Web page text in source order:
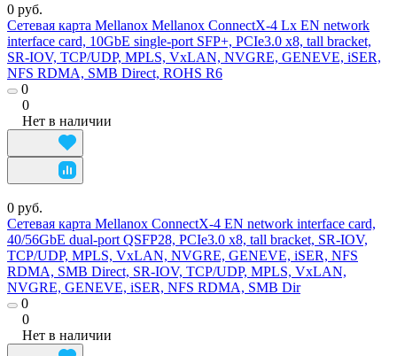
0 руб.
Сетевая карта Mellanox Mellanox ConnectX-4 Lx EN network
interface card, 10GbE single-port SFP+, PCIe3.0 x8, tall bracket,
SR-IOV, TCP/UDP, MPLS, VxLAN, NVGRE, GENEVE, iSER,
NFS RDMA, SMB Direct, ROHS R6
0
0
Нет в наличии
0 руб.
Сетевая карта Mellanox ConnectX-4 EN network interface card,
40/56GbE dual-port QSFP28, PCIe3.0 x8, tall bracket, SR-IOV,
TCP/UDP, MPLS, VxLAN, NVGRE, GENEVE, iSER, NFS
RDMA, SMB Direct, SR-IOV, TCP/UDP, MPLS, VxLAN,
NVGRE, GENEVE, iSER, NFS RDMA, SMB Dir
0
0
Нет в наличии